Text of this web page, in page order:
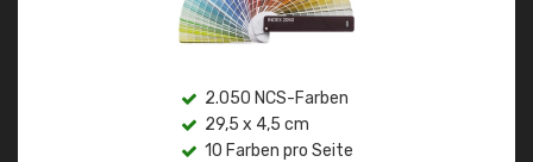
2.050 NCS-Farben
29,5 x 4,5 cm
10 Farben pro Seite